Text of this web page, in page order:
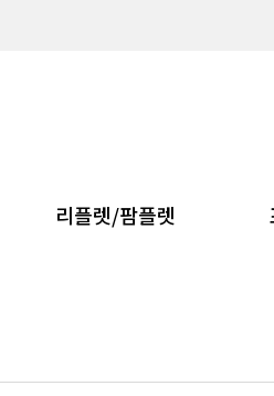
리플렛/팜플렛